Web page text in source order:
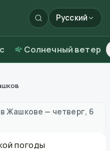
Русский
Солнечный ветер
Жашкове — четверг, 6
ПОГОДЫ